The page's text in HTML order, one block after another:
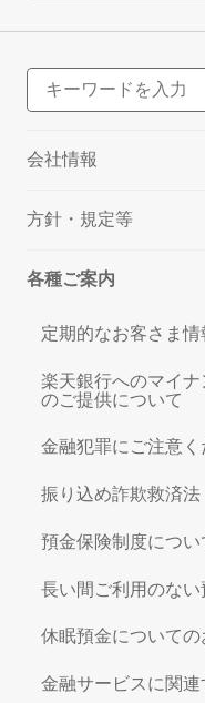
会社情報
方針・規定等
各種ご案内
定期的なお客さま
楽天銀行へのマイ
のご提供について
金融犯罪にご注意く
振り込め詐欺救済法
預金保険制度につい
長い間ご利用のな
休眠預金についての
金融サービスに関